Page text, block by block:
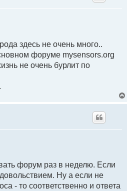
здесь не очень много..
форуме mysensors.org
не очень бурлит по
форум раз в неделю. Если
Ну а если не
- то соответственно и ответа